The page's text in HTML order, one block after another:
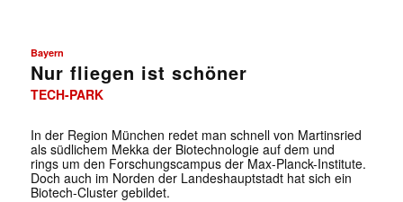
Bayern
Nur fliegen ist schöner
TECH-PARK
In der Region München redet man schnell von Martinsried
als südlichem Mekka der Biotechnologie auf dem und
rings um den Forschungscampus der Max-Planck-Institute.
Doch auch im Norden der Landeshauptstadt hat sich ein
Biotech-Cluster gebildet.